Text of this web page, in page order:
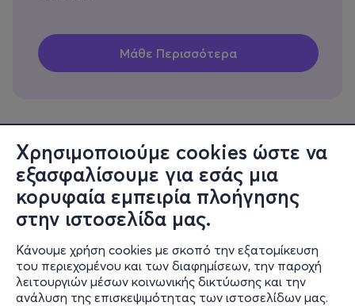
Χρησιμοποιούμε cookies ώστε να
εξασφαλίσουμε για εσάς μια
κορυφαία εμπειρία πλοήγησης
στην ιστοσελίδα μας.
Κάνουμε χρήση cookies με σκοπό την εξατομίκευση
του περιεχομένου και των διαφημίσεων, την παροχή
λειτουργιών μέσων κοινωνικής δικτύωσης και την
ανάλυση της επισκεψιμότητας των ιστοσελίδων μας.
Πληροφορίες
Υποστήριξη
Stay Connected